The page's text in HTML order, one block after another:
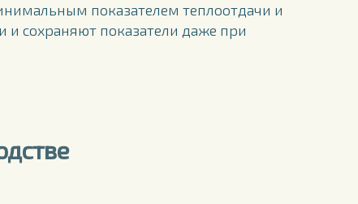
показателем теплоотдачи и
и сохраняют показатели даже при